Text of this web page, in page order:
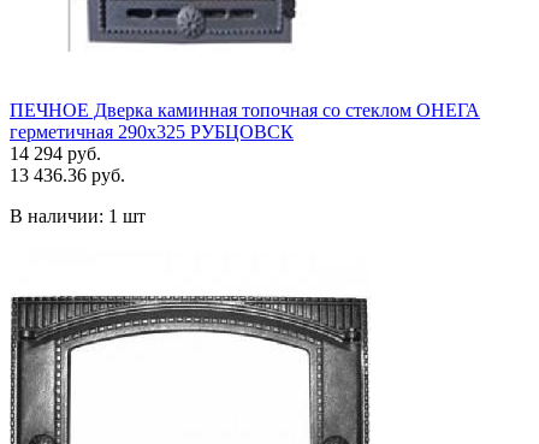
ПЕЧНОЕ Дверка каминная топочная со стеклом ОНЕГА
герметичная 290х325 РУБЦОВСК
14 294 руб.
13 436.36 руб.
В наличии: 1 шт